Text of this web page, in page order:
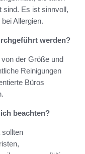
sind. Es ist sinnvoll,
Allergien.
werden?
der Größe und
Reinigungen
Büros
beachten?
sollten